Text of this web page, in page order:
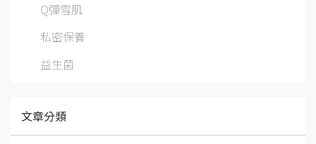
Q彈雪肌
私密保養
益生菌
文章分類